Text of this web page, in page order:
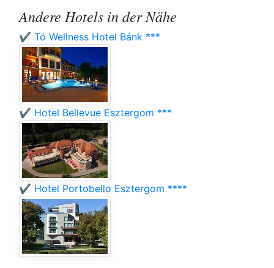
Andere Hotels in der Nähe
✔️ Tó Wellness Hotel Bánk ***
✔️ Hotel Bellevue Esztergom ***
✔️ Hotel Portobello Esztergom ****